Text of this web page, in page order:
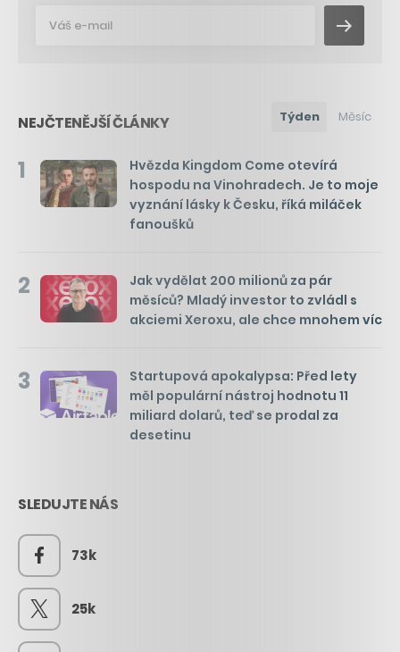
NEJČTENĚJŠÍ ČLÁNKY Týden Měsíc
1
Hvězda Kingdom Come otevírá
hospodu na Vinohradech. Je to moje
vyznání lásky k Česku, říká miláček
fanoušků
2
Jak vydělat 200 milionů za pár
měsíců? Mladý investor to zvládl s
akciemi Xeroxu, ale chce mnohem víc
3
Startupová apokalypsa: Před lety
měl populární nástroj hodnotu 11
miliard dolarů, teď se prodal za
desetinu
SLEDUJTE NÁS
73k
25k